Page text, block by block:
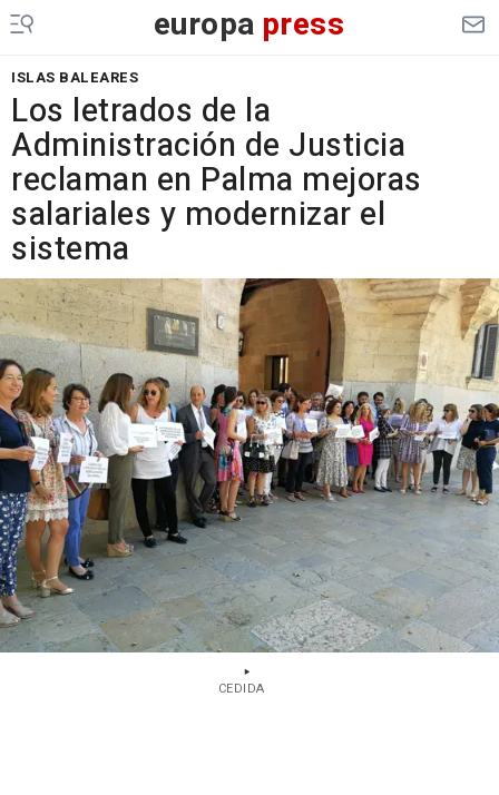
europa press
ISLAS BALEARES
Los letrados de la
Administración de Justicia
reclaman en Palma mejoras
salariales y modernizar el
sistema
CEDIDA